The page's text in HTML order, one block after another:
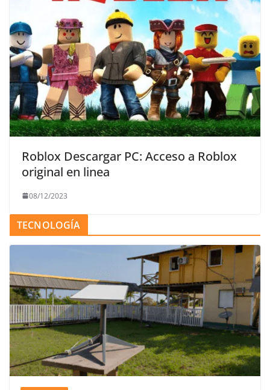
Roblox Descargar PC: Acceso a Roblox
original en linea
08/12/2023
TECNOLOGÍA